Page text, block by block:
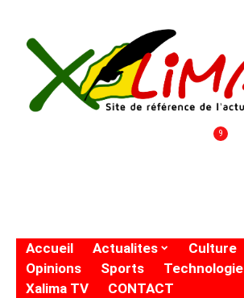
9
Accueil Actualites Culture
Opinions
Sports Technologie
Xalima TV
CONTACT